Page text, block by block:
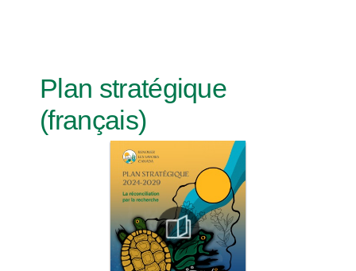
Plan stratégique
(français)